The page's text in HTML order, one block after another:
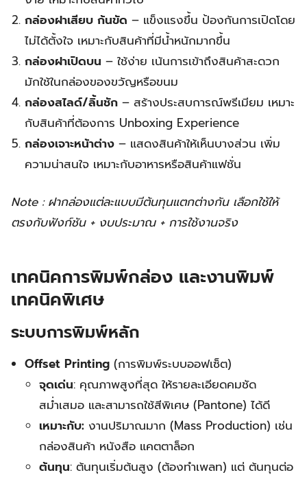
กล่องฝาเสียบ ก้นขัด – แข็งแรงขึ้น ป้องกันการเปิดโดย
ไม่ได้ตั้งใจ เหมาะกับสินค้าที่มีน้ำหนักมากขึ้น
กล่องฝาเปิดบน – ใช้ง่าย เน้นการเข้าถึงสินค้าสะดวก
มักใช้ในกล่องของขวัญหรือขนม
กล่องสไลด์/ลิ้นชัก – สร้างประสบการณ์พรีเมียม เหมาะ
กับสินค้าที่ต้องการ Unboxing Experience
กล่องเจาะหน้าต่าง – แสดงสินค้าให้เห็นบางส่วน เพิ่ม
ความน่าสนใจ เหมาะกับอาหารหรือสินค้าแฟชั่น
Note : ฝากล่องแต่ละแบบมีต้นทุนแตกต่างกัน เลือกใช้ให้
ตรงกับฟังก์ชัน + งบประมาณ + การใช้งานจริง
เทคนิคการพิมพ์กล่อง และงานพิมพ์
เทคนิคพิเศษ
ระบบการพิมพ์หลัก
Offset Printing (การพิมพ์ระบบออฟเซ็ต)
จุดเด่น: คุณภาพสูงที่สุด ให้รายละเอียดคมชัด
สม่ำเสมอ และสามารถใช้สีพิเศษ (Pantone) ได้ดี
เหมาะกับ: งานปริมาณมาก (Mass Production) เช่น
กล่องสินค้า หนังสือ แคตตาล็อก
ต้นทุน: ต้นทุนเริ่มต้นสูง (ต้องทำเพลท) แต่ ต้นทุนต่อ